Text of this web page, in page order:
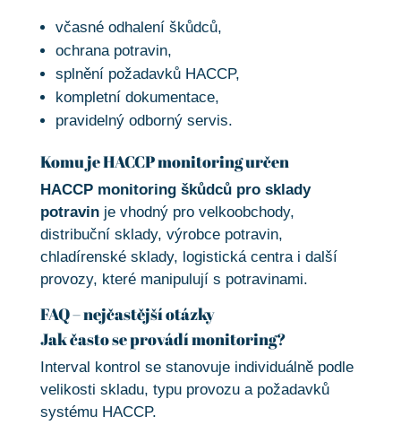
včasné odhalení škůdců,
ochrana potravin,
splnění požadavků HACCP,
kompletní dokumentace,
pravidelný odborný servis.
Komu je HACCP monitoring určen
HACCP monitoring škůdců pro sklady
potravinje vhodný pro velkoobchody,
distribuční sklady, výrobce potravin,
chladírenské sklady, logistická centra i další
provozy, které manipulují s potravinami.
FAQ – nejčastější otázky
Jak často se provádí monitoring?
Interval kontrol se stanovuje individuálně podle
velikosti skladu, typu provozu a požadavků
systému HACCP.